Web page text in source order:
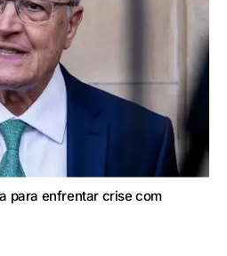
para enfrentar crise com